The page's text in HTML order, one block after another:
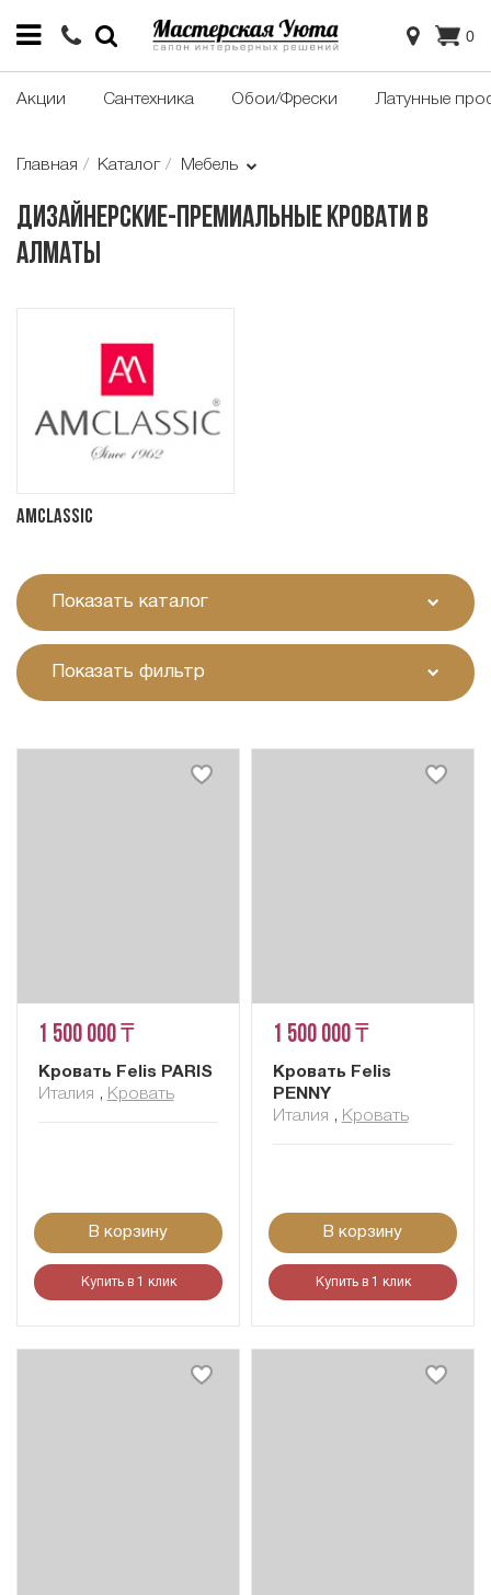
0
Акции Сантехника Обои/Фрески Латунные
Главная Каталог Мебель
Дизайнерские-премиальные кровати в
Алматы
Amclassic
Показать каталог
Показать фильтр
1 500 000 ₸
Кровать Felis PARIS
Италия , Кровать
В корзину
Купить в 1 клик
1 500 000 ₸
Кровать Felis
PENNY
Италия , Кровать
В корзину
Купить в 1 клик